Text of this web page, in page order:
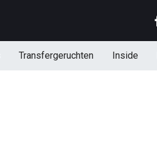
Transfergeruchten Inside